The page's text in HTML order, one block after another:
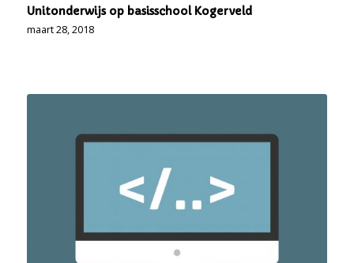
Unitonderwijs op basisschool Kogerveld
maart 28, 2018